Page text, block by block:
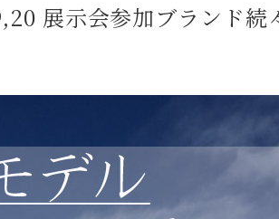
展示会参加ブランド続